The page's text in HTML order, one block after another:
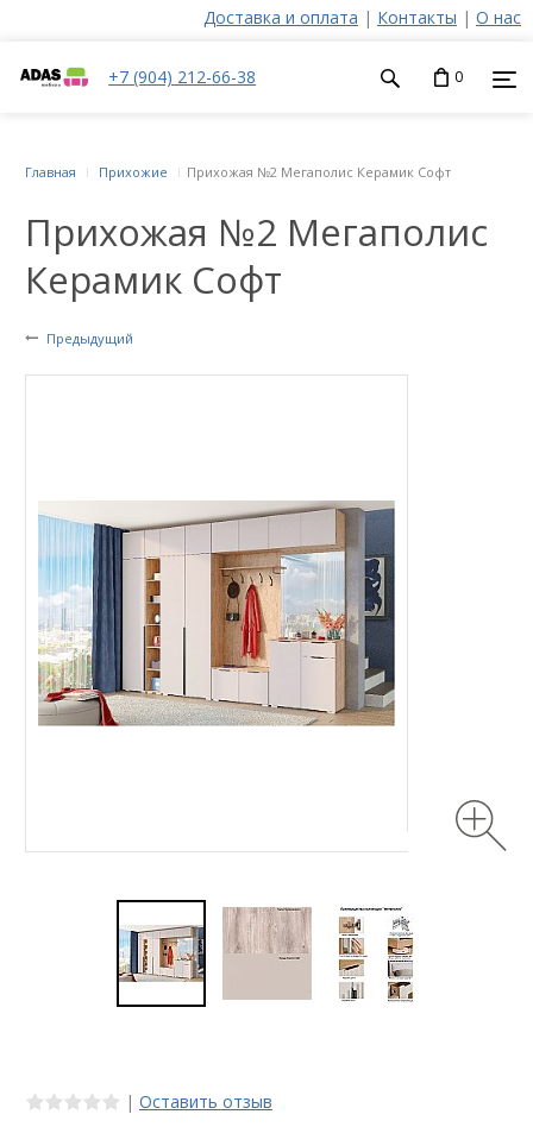
Доставка и оплата | Контакты | О нас
+7 (904) 212-66-38 0
Прихожая №2 Мегаполис
Керамик Софт
Предыдущий
Главная Прихожие Прихожая №2 Мегаполис Керамик Софт
| Оставить отзыв